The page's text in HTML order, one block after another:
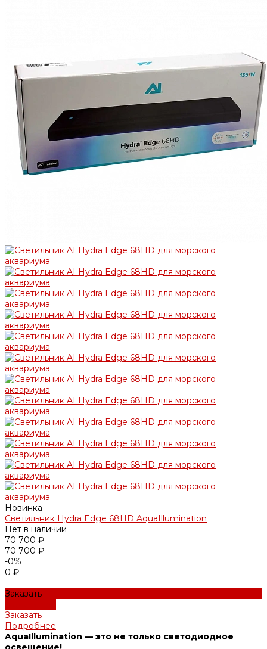
Новинка
Светильник Hydra Edge 68HD AquaIllumination
Нет в наличии
70 700 ₽
70 700 ₽
-0%
0 ₽
Заказать
Заказать
Подробнее
AquaIllumination — это не только светодиодное